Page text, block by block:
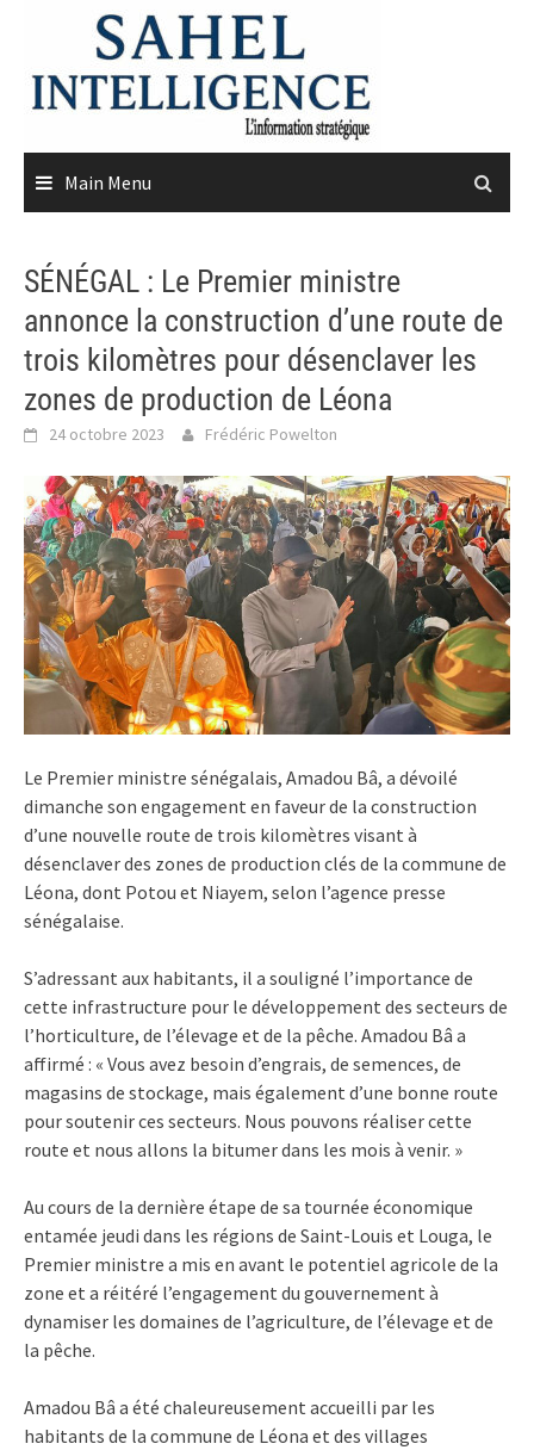
content
Main Menu
SÉNÉGAL : Le Premier ministre
annonce la construction d’une route de
trois kilomètres pour désenclaver les
zones de production de Léona
24 octobre 2023 Frédéric Powelton
Le Premier ministre sénégalais, Amadou Bâ, a dévoilé
dimanche son engagement en faveur de la construction
d’une nouvelle route de trois kilomètres visant à
désenclaver des zones de production clés de la commune de
Léona, dont Potou et Niayem, selon l’agence presse
sénégalaise.
S’adressant aux habitants, il a souligné l’importance de
cette infrastructure pour le développement des secteurs de
l’horticulture, de l’élevage et de la pêche. Amadou Bâ a
affirmé : « Vous avez besoin d’engrais, de semences, de
magasins de stockage, mais également d’une bonne route
pour soutenir ces secteurs. Nous pouvons réaliser cette
route et nous allons la bitumer dans les mois à venir. »
Au cours de la dernière étape de sa tournée économique
entamée jeudi dans les régions de Saint-Louis et Louga, le
Premier ministre a mis en avant le potentiel agricole de la
zone et a réitéré l’engagement du gouvernement à
dynamiser les domaines de l’agriculture, de l’élevage et de
la pêche.
Amadou Bâ a été chaleureusement accueilli par les
habitants de la commune de Léona et des villages